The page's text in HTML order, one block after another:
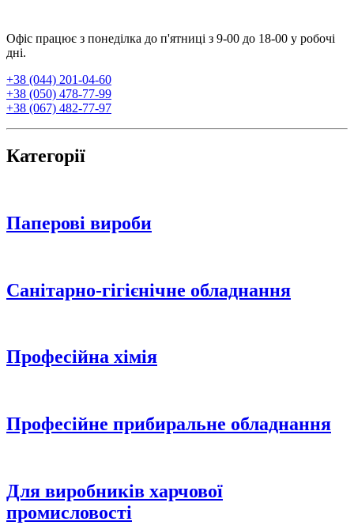
Офіс працює з понеділка до п'ятниці з 9-00 до 18-00 у робочі
дні.
+38 (044) 201-04-60
+38 (050) 478-77-99
+38 (067) 482-77-97
Категорії
Паперові вироби
Санітарно-гігієнічне обладнання
Професійна хімія
Професійне прибиральне обладнання
Для виробників харчової
промисловості